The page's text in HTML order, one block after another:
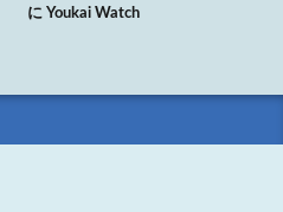
に Youkai Watch